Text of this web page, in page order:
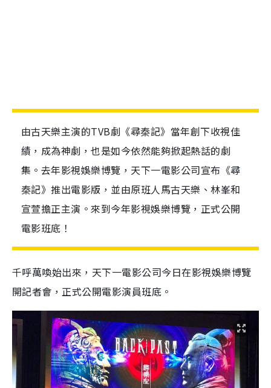
由古天樂主演的TVB劇《尋秦記》當年創下收視佳
績，成為神劇，也是如今依然能夠掀起熱話的劇
集。去年影視娛樂博覽，天下一電影公司宣布《尋
秦記》推出電影版，並由原班人馬古天樂、林峯和
宣萱擔正主演。來到今年影視娛樂博覽，正式公開
電影班底！
千呼萬喚始出來，天下一電影公司今日在影視娛樂博覽
開記者會，正式公開電影演員班底。